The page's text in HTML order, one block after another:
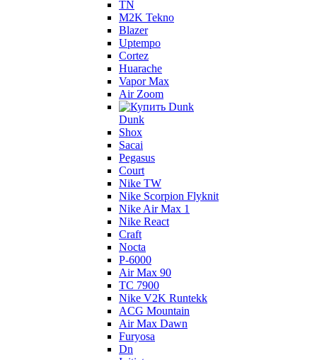
TN
M2K Tekno
Blazer
Uptempo
Cortez
Huarache
Vapor Max
Air Zoom
Dunk
Shox
Sacai
Pegasus
Court
Nike TW
Nike Scorpion Flyknit
Nike Air Max 1
Nike React
Craft
Nocta
P-6000
Air Max 90
TC 7900
Nike V2K Runtekk
ACG Mountain
Air Max Dawn
Furyosa
Dn